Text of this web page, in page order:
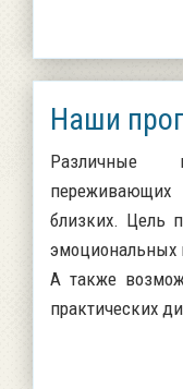
Наши
Различные
близких. Цель
эмоциональных
А также
практических